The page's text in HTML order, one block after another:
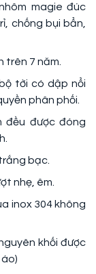
magie đúc
chống bụi bẩn,
trên 7 năm.
tời có dập nổi
phân phối.
đều được đóng
bạc.
nhẹ, êm.
inox 304 không
khối được